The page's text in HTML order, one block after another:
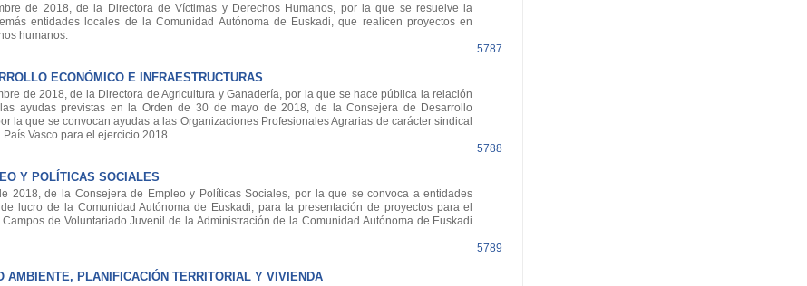
de 2018, de la Directora de Víctimas y Derechos Humanos, por la que se resuelve la
entidades locales de la Comunidad Autónoma de Euskadi, que realicen proyectos en
humanos.
5787
ECONÓMICO E INFRAESTRUCTURAS
de 2018, de la Directora de Agricultura y Ganadería, por la que se hace pública la relación
ayudas previstas en la Orden de 30 de mayo de 2018, de la Consejera de Desarrollo
la que se convocan ayudas a las Organizaciones Profesionales Agrarias de carácter sindical
Vasco para el ejercicio 2018.
5788
Y POLÍTICAS SOCIALES
2018, de la Consejera de Empleo y Políticas Sociales, por la que se convoca a entidades
lucro de la Comunidad Autónoma de Euskadi, para la presentación de proyectos para el
de Voluntariado Juvenil de la Administración de la Comunidad Autónoma de Euskadi
5789
AMBIENTE, PLANIFICACIÓN TERRITORIAL Y VIVIENDA